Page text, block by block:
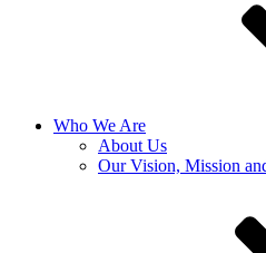
Who We Are
About Us
Our Vision, Mission